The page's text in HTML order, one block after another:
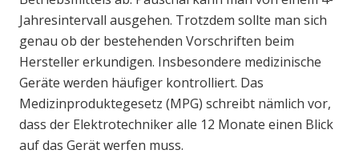
Jahresintervall ausgehen. Trotzdem sollte man sich
genau ob der bestehenden Vorschriften beim
Hersteller erkundigen. Insbesondere medizinische
Geräte werden häufiger kontrolliert. Das
Medizinproduktegesetz (MPG) schreibt nämlich vor,
dass der Elektrotechniker alle 12 Monate einen Blick
auf das Gerät werfen muss.